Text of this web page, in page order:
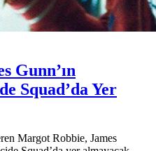
Gunn’ın
Squad’da Yer
Margot Robbie, James